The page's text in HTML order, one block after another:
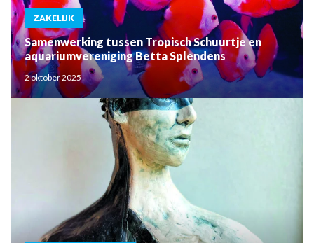
ZAKELIJK
Samenwerking tussen Tropisch Schuurtje en
aquariumvereniging Betta Splendens
2 oktober 2025